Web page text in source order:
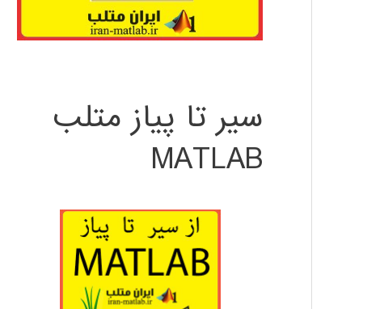
سیر تا پیاز متلب
MATLAB